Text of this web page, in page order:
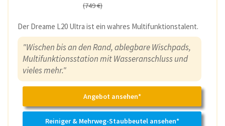
(749 €)
Der Dreame L20 Ultra ist ein wahres Multifunktionstalent.
"Wischen bis an den Rand, ablegbare Wischpads,
Multifunktionsstation mit Wasseranschluss und
vieles mehr."
Angebot ansehen*
Reiniger & Mehrweg-Staubbeutel ansehen*